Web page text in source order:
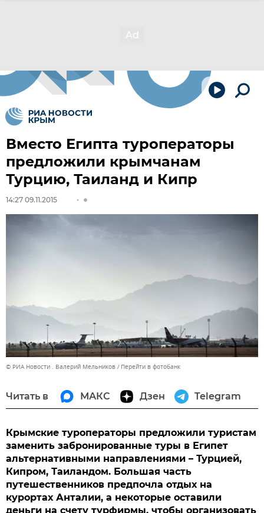
Вместо Египта туроператоры
предложили крымчанам
Турцию, Таиланд и Кипр
14:27 09.11.2015
© РИА Новости . Валерий Мельников Перейти в фотобанк
Читать в МАКС Дзен Telegram
Крымские туроператоры предложили туристам
заменить забронированные туры в Египет
альтернативными направлениями – Турцией,
Кипром, Таиландом. Большая часть
путешественников предпочла отдых на
курортах Анталии, а некоторые оставили
деньги на счету турфирмы, чтобы организовать